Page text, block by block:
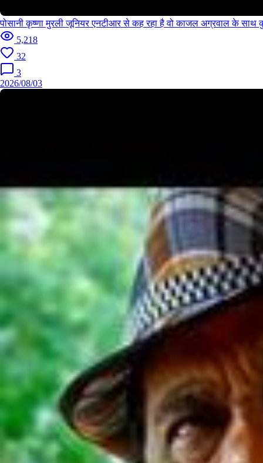
पोसानी कृष्णा मुरली जूनियर एनटीआर से कह रहा है वो काजल अग्रवाल के
5,218
32
3
2026/08/03